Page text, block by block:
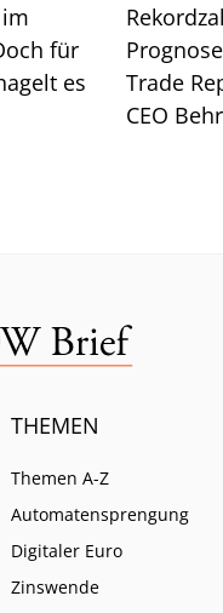
für
es
Trade
CEO
THEMEN
Themen A-Z
Automatensprengung
Digitaler Euro
Zinswende